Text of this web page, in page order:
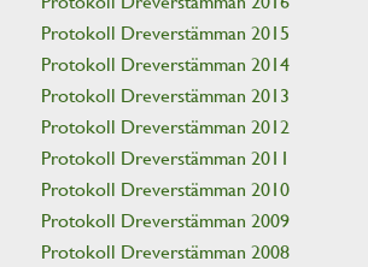
Protokoll Dreverstämman 2015
Protokoll Dreverstämman 2014
Protokoll Dreverstämman 2013
Protokoll Dreverstämman 2012
Protokoll Dreverstämman 2011
Protokoll Dreverstämman 2010
Protokoll Dreverstämman 2009
Protokoll Dreverstämman 2008